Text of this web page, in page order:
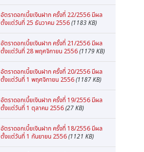
อัตราดอกเบี้ยเงินฝาก ครั้งที่ 22/2556 มีผล
ตั้งแต่วันที่ 25 ธันวาคม 2556(1183 KB)
อัตราดอกเบี้ยเงินฝาก ครั้งที่ 21/2556 มีผล
ตั้งแต่วันที่ 28 พฤศจิกายน 2556(1179 KB)
อัตราดอกเบี้ยเงินฝาก ครั้งที่ 20/2556 มีผล
ตั้งแต่วันที่ 1 พฤศจิกายน 2556(1187 KB)
อัตราดอกเบี้ยเงินฝาก ครั้งที่ 19/2556 มีผล
ตั้งแต่วันที่ 1 ตุลาคม 2556(27 KB)
อัตราดอกเบี้ยเงินฝาก ครั้งที่ 18/2556 มีผล
ตั้งแต่วันที่ 1 กันยายน 2556(1121 KB)